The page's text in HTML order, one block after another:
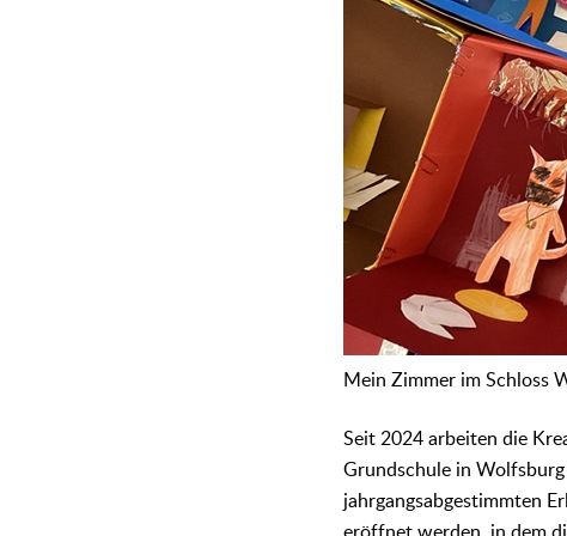
Mein Zimmer im Schloss
Seit 2024 arbeiten die
Grundschule in
jahrgangsabgestimmten